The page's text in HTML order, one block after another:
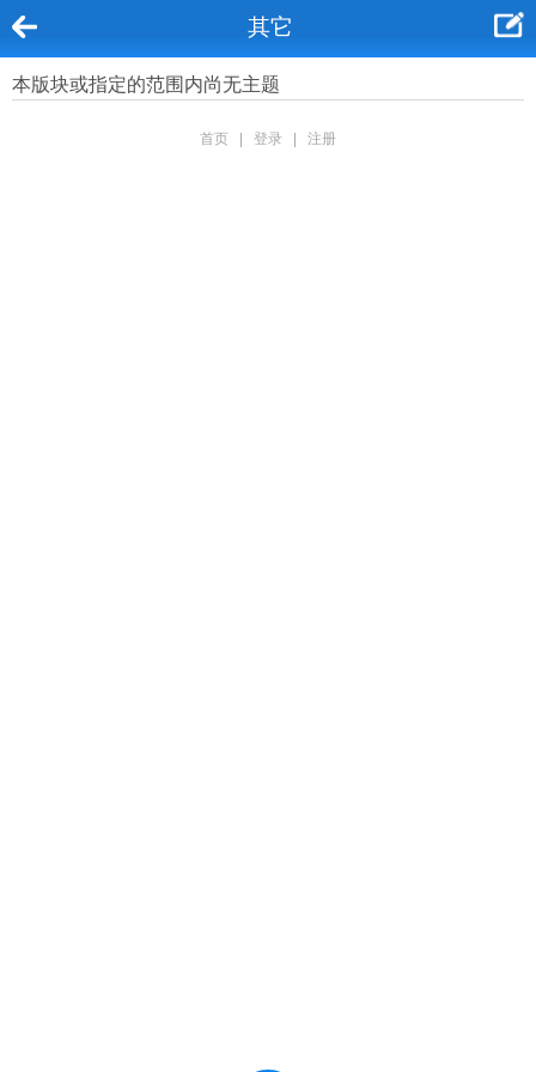
其它
本版块或指定的范围内尚无主题
首页 登录 注册